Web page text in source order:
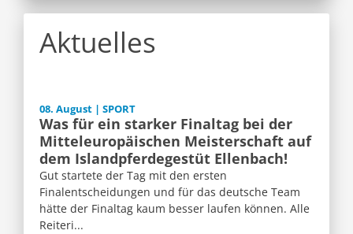
Aktuelles
08. August | SPORT
Was für ein starker Finaltag bei der
Mitteleuropäischen Meisterschaft auf
dem Islandpferdegestüt Ellenbach!
Gut startete der Tag mit den ersten
Finalentscheidungen und für das deutsche Team
hätte der Finaltag kaum besser laufen können. Alle
Reiteri...